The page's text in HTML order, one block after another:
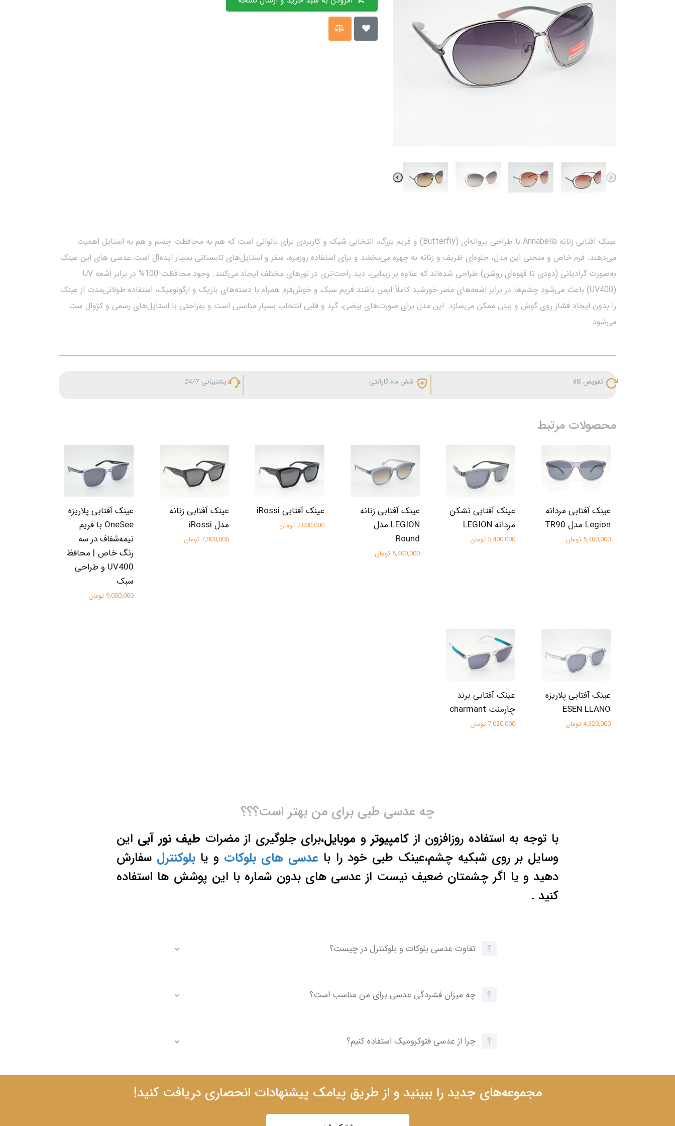
​​​​عینک آفتابی زنانه Annabella با طراحی پروانه‌ای (Butterfly) و فریم بزرگ، انتخابی شیک و کاربردی برای بانوانی است که هم به محافظت چشم و هم به استایل اهمیت
می‌دهند. فرم خاص و منحنی این مدل، جلوه‌ای ظریف و زنانه به چهره می‌بخشد و برای استفاده روزمره، سفر و استایل‌های تابستانی بسیار ایده‌آل است.عدسی های این عینک
به‌صورت گرادیانی (دودی تا قهوه‌ای روشن) طراحی شده‌اند که علاوه بر زیبایی، دید راحت‌تری در نورهای مختلف ایجاد می‌کنند. وجود محافظت 100% در برابر اشعه UV
(UV400) باعث می‌شود چشم‌ها در برابر اشعه‌های مضر خورشید کاملاً ایمن باشند.فریم سبک و خوش‌فرم همراه با دسته‌های باریک و ارگونومیک، استفاده طولانی‌مدت از عینک
را بدون ایجاد فشار روی گوش و بینی ممکن می‌سازد. این مدل برای صورت‌های بیضی، گرد و قلبی انتخاب بسیار مناسبی است و به‌راحتی با استایل‌های رسمی و کژوال ست
می‌شود.
تعویض کالا شش ماه گارانتی پشتیبانی 24/7
محصولات مرتبط
عینک آفتابی مردانه
Legion مدل TR90
5,400,000 تومان
عینک آفتابی نشکن
مردانه LEGION
5,400,000 تومان
عینک آفتابی زنانه
LEGION مدل
Round
5,400,000 تومان
عینک آفتابی iRossi
7,000,000 تومان
عینک آفتابی زنانه
مدل iRossi
7,000,000 تومان
عینک آفتابی پلاریزه
OneSee با فریم
نیمه‌شفاف در سه
رنگ خاص | محافظ
UV400 و طراحی
سبک
9,000,000 تومان
عینک آفتابی پلاریزه
ESEN LLANO
4,320,000 تومان
عینک آفتابی برند
چارمنت charmant
7,020,000 تومان
چه عدسی طبی برای من بهتر است؟؟؟
با توجه به استفاده روزافزون از کامپیوتر و موبایل،برای جلوگیری از مضرات طیف نور آبی این
وسایل بر روی شبکیه چشم،عینک طبی خود را با عدسی های بلوکات و یا بلوکنترل سفارش
دهید و یا اگر چشمتان ضعیف نیست از عدسی های بدون شماره با این پوشش ها استفاده
کنید .
تفاوت عدسی بلوکات و بلوکنترل در چیست؟
چه میزان فشردگی عدسی برای من مناسب است؟
چرا از عدسی فتوکرومیک استفاده کنیم؟
مجموعه‌های جدید را ببینید و از طریق پیامک پیشنهادات انحصاری دریافت کنید!